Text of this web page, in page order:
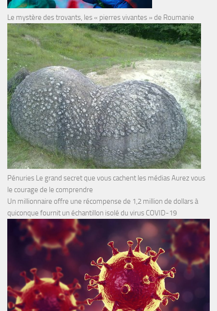
Le mystère des trovants, les « pierres vivantes » de Roumanie
Pénuries Le grand secret que vous cachent les médias Aurez vous
le courage de le comprendre
Un millionnaire offre une récompense de 1,2 million de dollars à
quiconque fournit un échantillon isolé du virus COVID-19